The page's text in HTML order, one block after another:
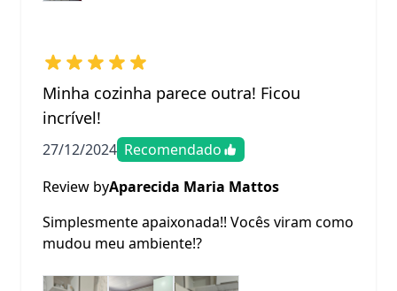
Minha cozinha parece outra! Ficou
incrível!
27/12/2024 Recomendado
Review byAparecida Maria Mattos
Simplesmente apaixonada!! Vocês viram como
mudou meu ambiente!?